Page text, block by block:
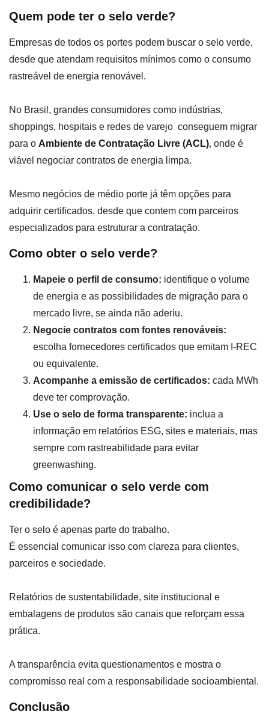
Quem pode ter o selo verde?
Empresas de todos os portes podem buscar o selo verde,
desde que atendam requisitos mínimos como o consumo
rastreável de energia renovável.
No Brasil, grandes consumidores como indústrias,
shoppings, hospitais e redes de varejo conseguem migrar
para o Ambiente de Contratação Livre (ACL), onde é
viável negociar contratos de energia limpa.
Mesmo negócios de médio porte já têm opções para
adquirir certificados, desde que contem com parceiros
especializados para estruturar a contratação.
Como obter o selo verde?
Mapeie o perfil de consumo: identifique o volume
de energia e as possibilidades de migração para o
mercado livre, se ainda não aderiu.
Negocie contratos com fontes renováveis:
escolha fornecedores certificados que emitam I-REC
ou equivalente.
Acompanhe a emissão de certificados: cada MWh
deve ter comprovação.
Use o selo de forma transparente: inclua a
informação em relatórios ESG, sites e materiais, mas
sempre com rastreabilidade para evitar
greenwashing.
Como comunicar o selo verde com
credibilidade?
Ter o selo é apenas parte do trabalho.
É essencial comunicar isso com clareza para clientes,
parceiros e sociedade.
Relatórios de sustentabilidade, site institucional e
embalagens de produtos são canais que reforçam essa
prática.
A transparência evita questionamentos e mostra o
compromisso real com a responsabilidade socioambiental.
Conclusão